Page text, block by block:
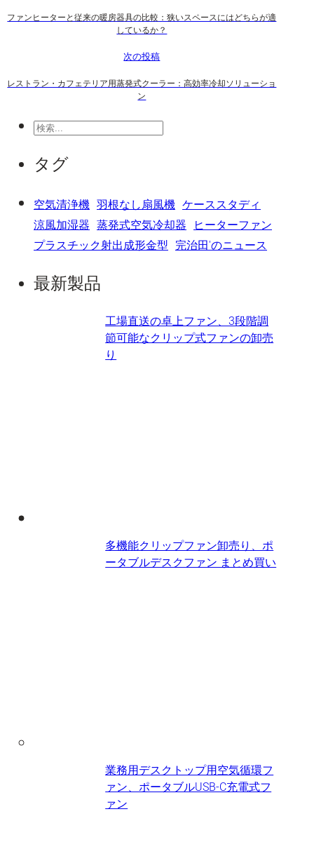
ファンヒーターと従来の暖房器具の比較：狭いスペースにはどちらが適
しているか？
次の投稿
レストラン・カフェテリア用蒸発式クーラー：高効率冷却ソリューショ
ン
検
タグ
空気清浄機 羽根なし扇風機 ケーススタディ
涼風加湿器 蒸発式空気冷却器 ヒーターファン
プラスチック射出成形金型 完治田'のニュース
最新製品
工場直送の卓上ファン、3段階調
節可能なクリップ式ファンの卸売
り
多機能クリップファン卸売り、ポ
ータブルデスクファン​ まとめ買い
業務用デスクトップ用空気循環フ
ァン、ポータブルUSB-C充電式フ
ァン